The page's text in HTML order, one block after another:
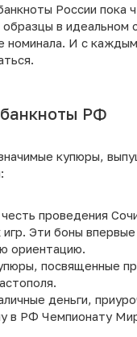
России пока
в идеальном
номинала. И с
РФ
купюры,
проведения
игр. Эти боны
ориентацию.
посвященные
деньги,
в РФ Чемпионату